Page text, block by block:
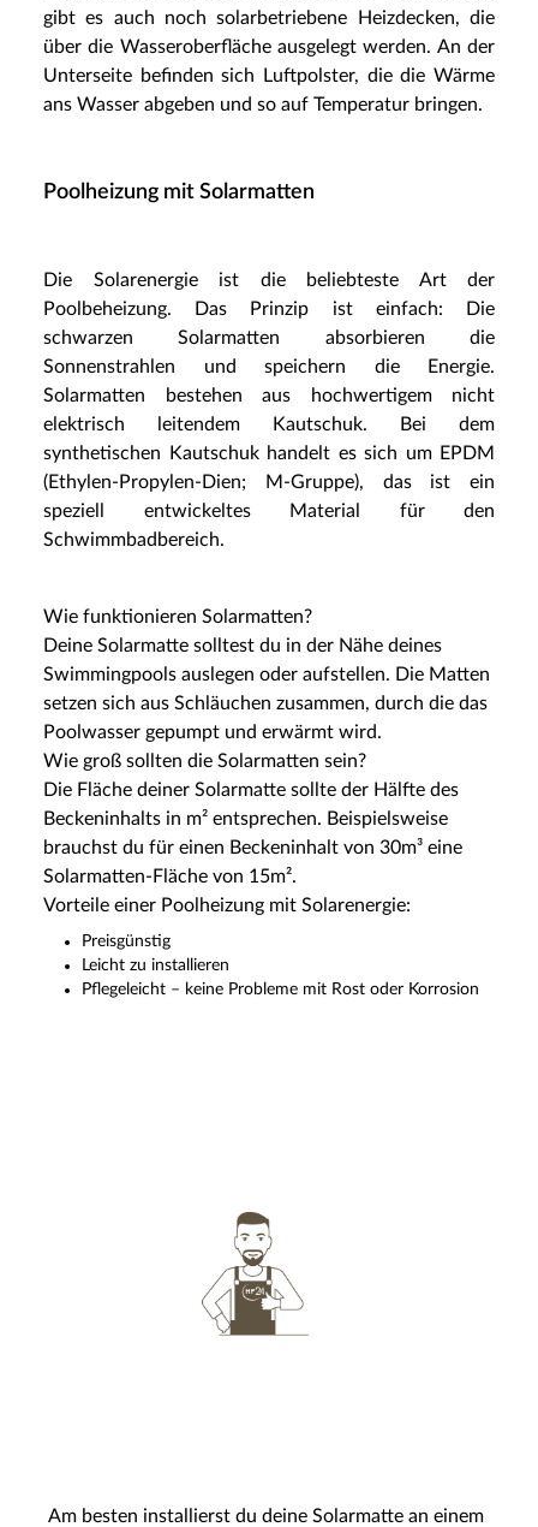
gibt es auch noch solarbetriebene Heizdecken, die
über die Wasseroberfläche ausgelegt werden. An der
Unterseite befinden sich Luftpolster, die die Wärme
ans Wasser abgeben und so auf Temperatur bringen.
Poolheizung mit Solarmatten
Die Solarenergie ist die beliebteste Art der
Poolbeheizung. Das Prinzip ist einfach: Die
schwarzen Solarmatten absorbieren die
Sonnenstrahlen und speichern die Energie.
Solarmatten bestehen aus hochwertigem nicht
elektrisch leitendem Kautschuk. Bei dem
synthetischen Kautschuk handelt es sich um EPDM
(Ethylen-Propylen-Dien; M-Gruppe), das ist ein
speziell entwickeltes Material für den
Schwimmbadbereich.
Wie funktionieren Solarmatten?
Deine Solarmatte solltest du in der Nähe deines
Swimmingpools auslegen oder aufstellen. Die Matten
setzen sich aus Schläuchen zusammen, durch die das
Poolwasser gepumpt und erwärmt wird.
Wie groß sollten die Solarmatten sein?
Die Fläche deiner Solarmatte sollte der Hälfte des
Beckeninhalts in m² entsprechen. Beispielsweise
brauchst du für einen Beckeninhalt von 30m³ eine
Solarmatten-Fläche von 15m².
Vorteile einer Poolheizung mit Solarenergie:
Preisgünstig
Leicht zu installieren
Pflegeleicht – keine Probleme mit Rost oder Korrosion
Am besten installierst du deine Solarmatte an einem